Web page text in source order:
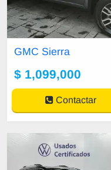
GMC Sierra
$ 1,099,000
Contactar